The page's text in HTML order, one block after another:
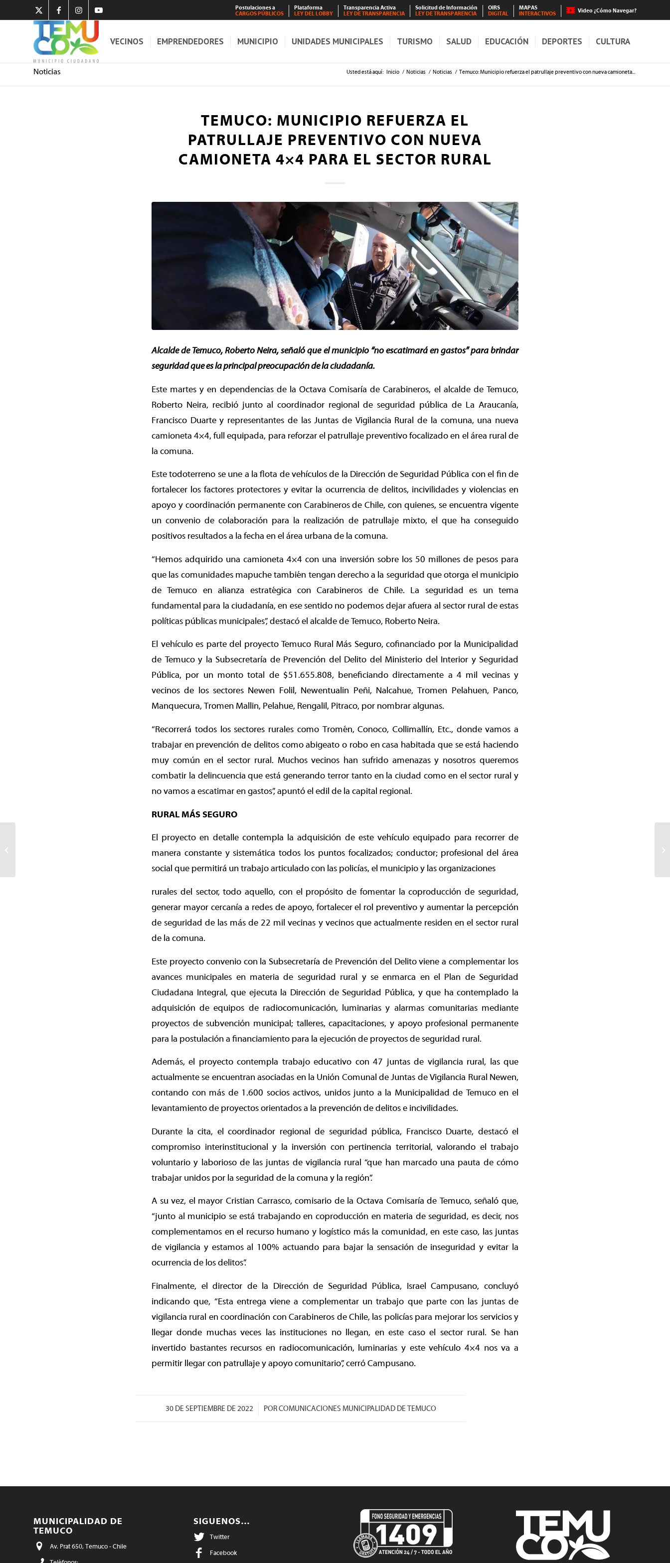
Postulaciones a
CARGOS PÚBLICOS
Plataforma
LEY DEL LOBBY
Transparencia Activa
LEY DE TRANSPARENCIA
Solicitud de Información
LEY DE TRANSPARENCIA
OIRS
DIGITAL
MAPAS
INTERACTIVOS
Video ¿Cómo Navegar?
VECINOS EMPRENDEDORES MUNICIPIO UNIDADES MUNICIPALES TURISMO SALUD EDUCACIÓN DEPORTES CULTURA
Noticias Usted está aquí: Inicio / Noticias / Noticias / Temuco: Municipio refuerza el patrullaje preventivo con nueva camioneta...
TEMUCO: MUNICIPIO REFUERZA EL
PATRULLAJE PREVENTIVO CON NUEVA
CAMIONETA 4×4 PARA EL SECTOR RURAL
Alcalde de Temuco, Roberto Neira, señaló que el municipio “no escatimará en gastos” para brindar
seguridad que es la principal preocupación de la ciudadanía.
Este martes y en dependencias de la Octava Comisaría de Carabineros, el alcalde de Temuco,
Roberto Neira, recibió junto al coordinador regional de seguridad pública de La Araucanía,
Francisco Duarte y representantes de las Juntas de Vigilancia Rural de la comuna, una nueva
camioneta 4×4, full equipada, para reforzar el patrullaje preventivo focalizado en el área rural de
la comuna.
Este todoterreno se une a la flota de vehículos de la Dirección de Seguridad Pública con el fin de
fortalecer los factores protectores y evitar la ocurrencia de delitos, incivilidades y violencias en
apoyo y coordinación permanente con Carabineros de Chile, con quienes, se encuentra vigente
un convenio de colaboración para la realización de patrullaje mixto, el que ha conseguido
positivos resultados a la fecha en el área urbana de la comuna.
“Hemos adquirido una camioneta 4×4 con una inversión sobre los 50 millones de pesos para
que las comunidades mapuche también tengan derecho a la seguridad que otorga el municipio
de Temuco en alianza estratégica con Carabineros de Chile. La seguridad es un tema
fundamental para la ciudadanía, en ese sentido no podemos dejar afuera al sector rural de estas
políticas públicas municipales”, destacó el alcalde de Temuco, Roberto Neira.
El vehículo es parte del proyecto Temuco Rural Más Seguro, cofinanciado por la Municipalidad
de Temuco y la Subsecretaría de Prevención del Delito del Ministerio del Interior y Seguridad
Pública, por un monto total de $51.655.808, beneficiando directamente a 4 mil vecinas y
vecinos de los sectores Newen Folil, Newentualin Peñi, Nalcahue, Tromen Pelahuen, Panco,
Manquecura, Tromen Mallin, Pelahue, Rengalil, Pitraco, por nombrar algunas.
“Recorrerá todos los sectores rurales como Tromén, Conoco, Collimallín, Etc., donde vamos a
trabajar en prevención de delitos como abigeato o robo en casa habitada que se está haciendo
muy común en el sector rural. Muchos vecinos han sufrido amenazas y nosotros queremos
combatir la delincuencia que está generando terror tanto en la ciudad como en el sector rural y
no vamos a escatimar en gastos”, apuntó el edil de la capital regional.
RURAL MÁS SEGURO
El proyecto en detalle contempla la adquisición de este vehículo equipado para recorrer de
manera constante y sistemática todos los puntos focalizados; conductor; profesional del área
social que permitirá un trabajo articulado con las policías, el municipio y las organizaciones
rurales del sector, todo aquello, con el propósito de fomentar la coproducción de seguridad,
generar mayor cercanía a redes de apoyo, fortalecer el rol preventivo y aumentar la percepción
de seguridad de las más de 22 mil vecinas y vecinos que actualmente residen en el sector rural
de la comuna.
Este proyecto convenio con la Subsecretaría de Prevención del Delito viene a complementar los
avances municipales en materia de seguridad rural y se enmarca en el Plan de Seguridad
Ciudadana Integral, que ejecuta la Dirección de Seguridad Pública, y que ha contemplado la
adquisición de equipos de radiocomunicación, luminarias y alarmas comunitarias mediante
proyectos de subvención municipal; talleres, capacitaciones, y apoyo profesional permanente
para la postulación a financiamiento para la ejecución de proyectos de seguridad rural.
Además, el proyecto contempla trabajo educativo con 47 juntas de vigilancia rural, las que
actualmente se encuentran asociadas en la Unión Comunal de Juntas de Vigilancia Rural Newen,
contando con más de 1.600 socios activos, unidos junto a la Municipalidad de Temuco en el
levantamiento de proyectos orientados a la prevención de delitos e incivilidades.
Durante la cita, el coordinador regional de seguridad pública, Francisco Duarte, destacó el
compromiso interinstitucional y la inversión con pertinencia territorial, valorando el trabajo
voluntario y laborioso de las juntas de vigilancia rural “que han marcado una pauta de cómo
trabajar unidos por la seguridad de la comuna y la región”.
A su vez, el mayor Cristian Carrasco, comisario de la Octava Comisaría de Temuco, señaló que,
“junto al municipio se está trabajando en coproducción en materia de seguridad, es decir, nos
complementamos en el recurso humano y logístico más la comunidad, en este caso, las juntas
de vigilancia y estamos al 100% actuando para bajar la sensación de inseguridad y evitar la
ocurrencia de los delitos”.
Finalmente, el director de la Dirección de Seguridad Pública, Israel Campusano, concluyó
indicando que, “Esta entrega viene a complementar un trabajo que parte con las juntas de
vigilancia rural en coordinación con Carabineros de Chile, las policías para mejorar los servicios y
llegar donde muchas veces las instituciones no llegan, en este caso el sector rural. Se han
invertido bastantes recursos en radiocomunicación, luminarias y este vehículo 4×4 nos va a
permitir llegar con patrullaje y apoyo comunitario”, cerró Campusano.
30 DE SEPTIEMBRE DE 2022
/ PORCOMUNICACIONES MUNICIPALIDAD DE TEMUCO
MUNICIPALIDAD DE
TEMUCO
Av. Prat 650, Temuco - Chile
SIGUENOS…
Twitter
Facebook